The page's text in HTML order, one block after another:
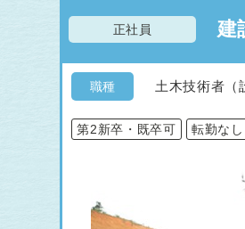
正社員 建
職種 土木技術者（
第2新卒・既卒可 転勤なし